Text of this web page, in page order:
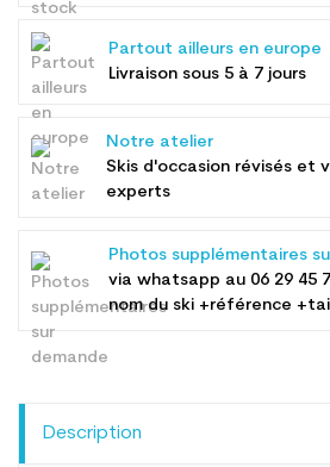
Partout ailleurs en europe
Livraison sous 5 à 7 jours
Notre atelier
Skis d'occasion révisés et
experts
Photos supplémentaires
via whatsapp au 06 29 45
nom du ski +référence
Description